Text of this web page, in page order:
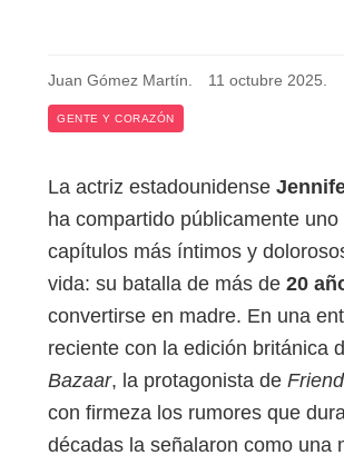
Juan Gómez Martín. 11 octubre 2025.
GENTE Y CORAZÓN
La actriz estadounidense
ha compartido públicamente uno
capítulos más íntimos y
vida: su batalla de más de 20
convertirse en madre. En una
reciente con la edición británica
Bazaar, la protagonista de
con firmeza los rumores que
décadas la señalaron como una